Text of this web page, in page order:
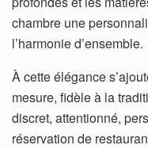
chambre une
l’harmonie d’ensemble.
À cette élégance
mesure, fidèle à la
discret, attentionné,
réservation de